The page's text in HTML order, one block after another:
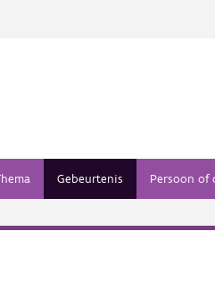
Gebeurtenis Persoon of